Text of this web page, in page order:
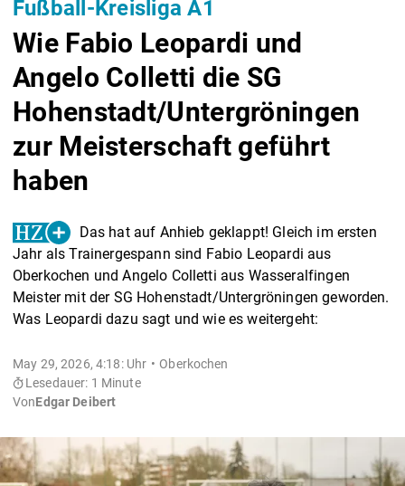
Fußball-Kreisliga A1
Wie Fabio Leopardi und
Angelo Colletti die SG
Hohenstadt/Untergröningen
zur Meisterschaft geführt
haben
Das hat auf Anhieb geklappt! Gleich im ersten
Jahr als Trainergespann sind Fabio Leopardi aus
Oberkochen und Angelo Colletti aus Wasseralfingen
Meister mit der SG Hohenstadt/Untergröningen geworden.
Was Leopardi dazu sagt und wie es weitergeht:
May 29, 2026, 4:18: Uhr
Oberkochen
Lesedauer: 1 Minute
VonEdgar Deibert